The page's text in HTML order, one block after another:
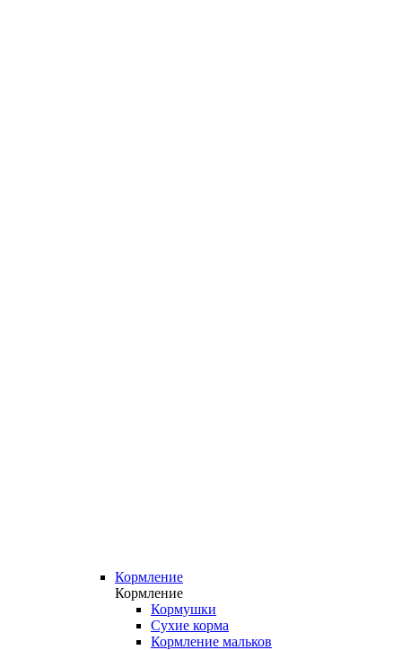
Кормление
Кормление
Кормушки
Сухие корма
Кормление мальков